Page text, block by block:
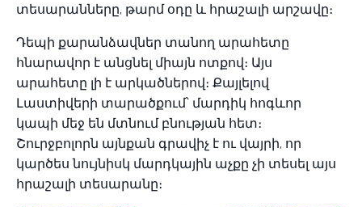
տեսարանները, թարմ օդը և հրաշալի արշավը։
Դեպի քարանձավներ տանող արահետը
հնարավոր է անցնել միայն ոտքով։ Այս
արահետը լի է արկածներով։ Քայլելով
Լաստիվերի տարածքում՝ մարդիկ հոգևոր
կապի մեջ են մտնում բնության հետ։
Շուրջբոլորն այնքան գրավիչ է ու վայրի, որ
կարծես նույնիսկ մարդկային աչքը չի տեսել այս
հրաշալի տեսարանը։